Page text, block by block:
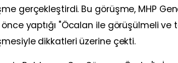
gerçekleştirdi. Bu görüşme, MHP
yaptığı "Öcalan ile görüşülmeli ve
dikkatleri üzerine çekti.